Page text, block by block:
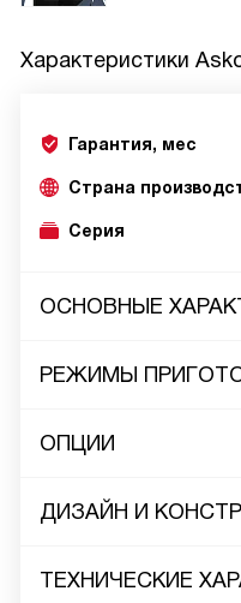
Характеристики
Гарантия, мес
Страна
Серия
ОСНОВНЫЕ
РЕЖИМЫ
ОПЦИИ
ДИЗАЙН И
ТЕХНИЧЕСКИЕ